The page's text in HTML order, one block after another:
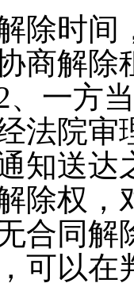
除时
商解除
、一方
法院审
知送
除权
合同解
可以